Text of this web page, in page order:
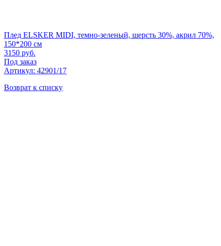
Плед ELSKER MIDI, темно-зеленый, шерсть 30%, акрил 70%,
150*200 см
3150 руб.
Под заказ
Артикул: 42901/17
Возврат к списку